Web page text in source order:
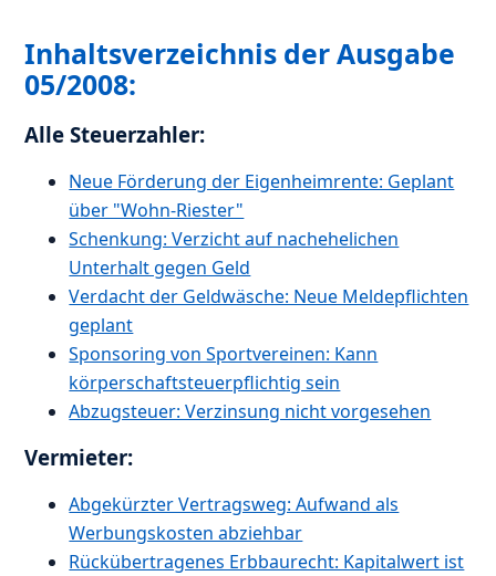
Inhaltsverzeichnis der Ausgabe
05/2008:
Alle Steuerzahler:
Neue Förderung der Eigenheimrente: Geplant
über "Wohn-Riester"
Schenkung: Verzicht auf nachehelichen
Unterhalt gegen Geld
Verdacht der Geldwäsche: Neue Meldepflichten
geplant
Sponsoring von Sportvereinen: Kann
körperschaftsteuerpflichtig sein
Abzugsteuer: Verzinsung nicht vorgesehen
Vermieter:
Abgekürzter Vertragsweg: Aufwand als
Werbungskosten abziehbar
Rückübertragenes Erbbaurecht: Kapitalwert ist